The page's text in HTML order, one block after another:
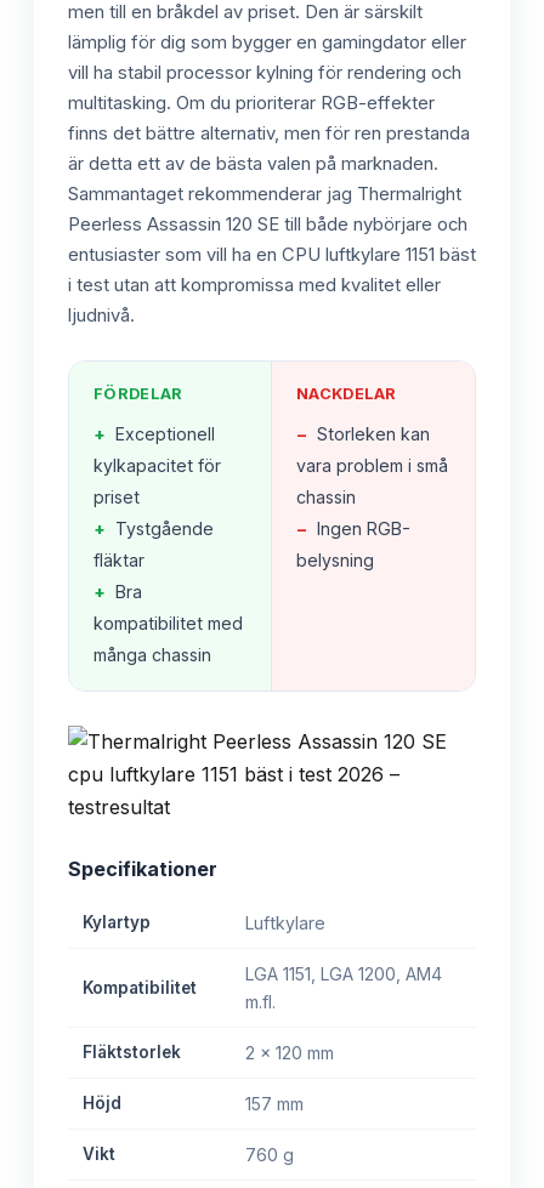
men till en bråkdel av priset. Den är särskilt
lämplig för dig som bygger en gamingdator eller
vill ha stabil processor kylning för rendering och
multitasking. Om du prioriterar RGB-effekter
finns det bättre alternativ, men för ren prestanda
är detta ett av de bästa valen på marknaden.
Sammantaget rekommenderar jag Thermalright
Peerless Assassin 120 SE till både nybörjare och
entusiaster som vill ha en CPU luftkylare 1151 bäst
i test utan att kompromissa med kvalitet eller
ljudnivå.
FÖRDELAR
+ Exceptionell
kylkapacitet för
priset
+ Tystgående
fläktar
+ Bra
kompatibilitet med
många chassin
NACKDELAR
− Storleken kan
vara problem i små
chassin
− Ingen RGB-
belysning
Specifikationer
Kylartyp Luftkylare
Kompatibilitet
LGA 1151, LGA 1200, AM4
m.fl.
Fläktstorlek 2 x 120 mm
Höjd 157 mm
Vikt 760 g